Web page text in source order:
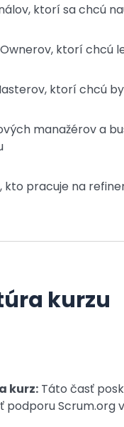
ktorí sa chcú
ktorí chcú
ktorí chcú
manažérov a
kto pracuje na
kurzu
kurz: Táto časť
podporu Scrum.org